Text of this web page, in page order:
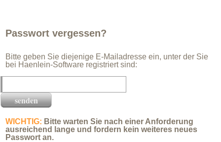
Passwort vergessen?
Bitte geben Sie diejenige E-Mailadresse ein, unter der Sie
bei Haenlein-Software registriert sind:
WICHTIG: Bitte warten Sie nach einer Anforderung
ausreichend lange und fordern kein weiteres neues
Passwort an.